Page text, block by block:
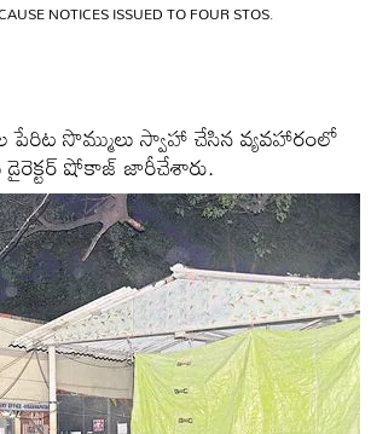
NOTICES ISSUED TO FOUR STOS.
సొమ్ములు స్వాహా చేసిన వ్యవహారంలో
డైరెక్టర్‌ షోకాజ్‌ జారీచేశారు.